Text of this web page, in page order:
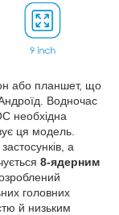
або планшет, що
Водночас
необхідна
ця модель.
а
8-ядерним
головних
й низьким